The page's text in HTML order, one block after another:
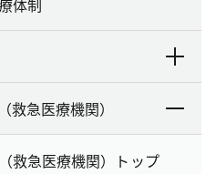
体制
急医療機関）
救急医療機関）トップ